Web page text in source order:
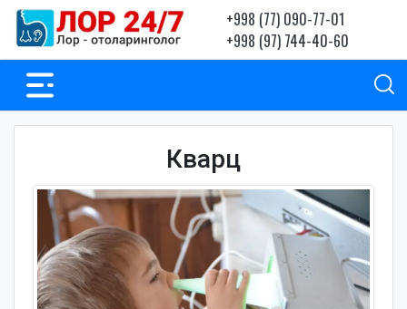
+998 (77) 090-77-01
+998 (97) 744-40-60
Кварц